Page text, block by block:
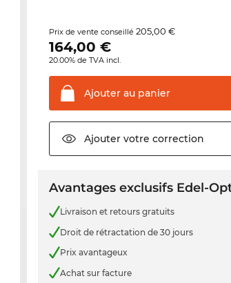
Prix de vente conseillé205,00 €
164,00 €
20.00% de TVA incl.
Ajouter au panier
Ajouter votre correction
Avantages exclusifs Edel-
Livraison et retours gratuits
Droit de rétractation de 30 jours
Prix avantageux
Achat sur facture